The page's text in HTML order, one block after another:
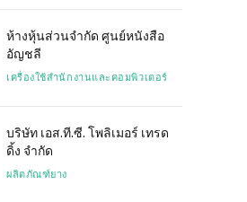
ห้างหุ้นส่วนจำกัด ศูนย์หนังสือ
อัญชลี
เครื่องใช้สำนักงานและคอมพิวเตอร์
บริษัท เอส.ที.ซี. โพลิเมอร์ เทรด
ดิ้ง จำกัด
ผลิตภัณฑ์ยาง